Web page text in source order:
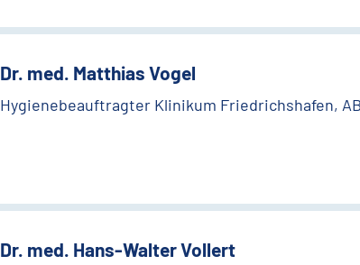
Dr. med. Matthias Vogel
Hygienebeauftragter Klinikum Friedrichshafen,
Dr. med. Hans-Walter Vollert